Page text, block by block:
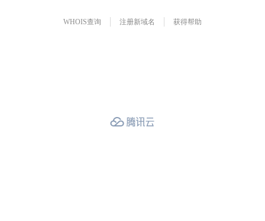
WHOIS查询 注册新域名 获得帮助